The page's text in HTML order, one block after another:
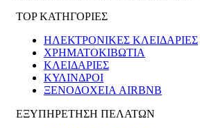
TOP ΚΑΤΗΓΟΡΙΕΣ
ΗΛΕΚΤΡΟΝΙΚΈΣ ΚΛΕΙΔΑΡΙΈΣ
ΧΡΗΜΑΤΟΚΙΒΏΤΙΑ
ΚΛΕΙΔΑΡΙΈΣ
ΚΎΛΙΝΔΡΟΙ
ΞΕΝΟΔΟΧΕΊΑ AIRBNB
ΕΞΥΠΗΡΕΤΗΣΗ ΠΕΛΑΤΩΝ